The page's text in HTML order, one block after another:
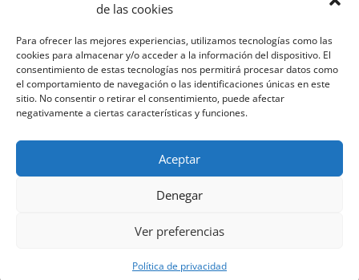
de las cookies
Para ofrecer las mejores experiencias, utilizamos tecnologías como las
cookies para almacenar y/o acceder a la información del dispositivo. El
consentimiento de estas tecnologías nos permitirá procesar datos como
el comportamiento de navegación o las identificaciones únicas en este
sitio. No consentir o retirar el consentimiento, puede afectar
negativamente a ciertas características y funciones.
Aceptar
Denegar
Ver preferencias
Política de privacidad

Whapsap: 607344916

info@elrincondelboxeador.com